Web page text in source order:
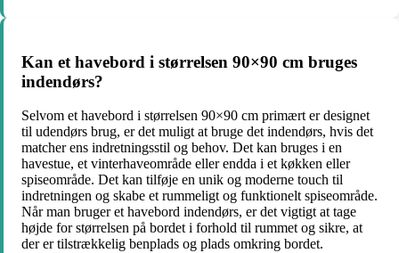
Kan et havebord i størrelsen 90×90 cm bruges
indendørs?
Selvom et havebord i størrelsen 90×90 cm primært er designet
til udendørs brug, er det muligt at bruge det indendørs, hvis det
matcher ens indretningsstil og behov. Det kan bruges i en
havestue, et vinterhaveområde eller endda i et køkken eller
spiseområde. Det kan tilføje en unik og moderne touch til
indretningen og skabe et rummeligt og funktionelt spiseområde.
Når man bruger et havebord indendørs, er det vigtigt at tage
højde for størrelsen på bordet i forhold til rummet og sikre, at
der er tilstrækkelig benplads og plads omkring bordet.